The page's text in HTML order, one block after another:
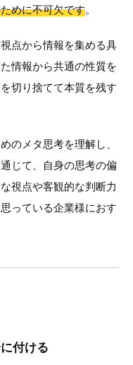
めに不可欠です。
点から情報を集める具
情報から共通の性質を
切り捨てて本質を残す
のメタ思考を理解し、
じて、自身の思考の偏
視点や客観的な判断力
っている企業様におす
付ける